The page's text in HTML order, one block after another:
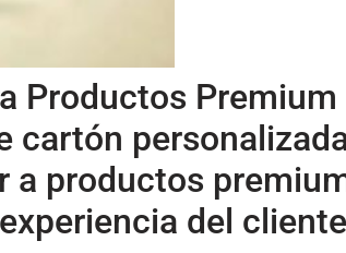
Productos Premium
cartón
a productos
del cliente